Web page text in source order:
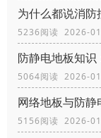
为什么都说消防
5236阅读 2026-
防静电地板知识
5064阅读 2026-
网络地板与防静
5156阅读 2026-